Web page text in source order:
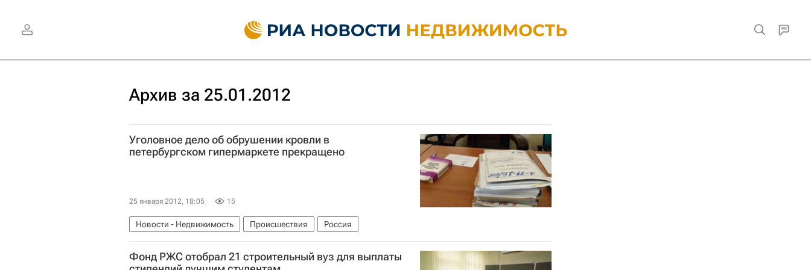
Архив за 25.01.2012
Уголовное дело об обрушении кровли в
петербургском гипермаркете прекращено
25 января 2012, 18:05 15
Новости - Недвижимость Происшествия Россия
Фонд РЖС отобрал 21 строительный вуз для выплаты